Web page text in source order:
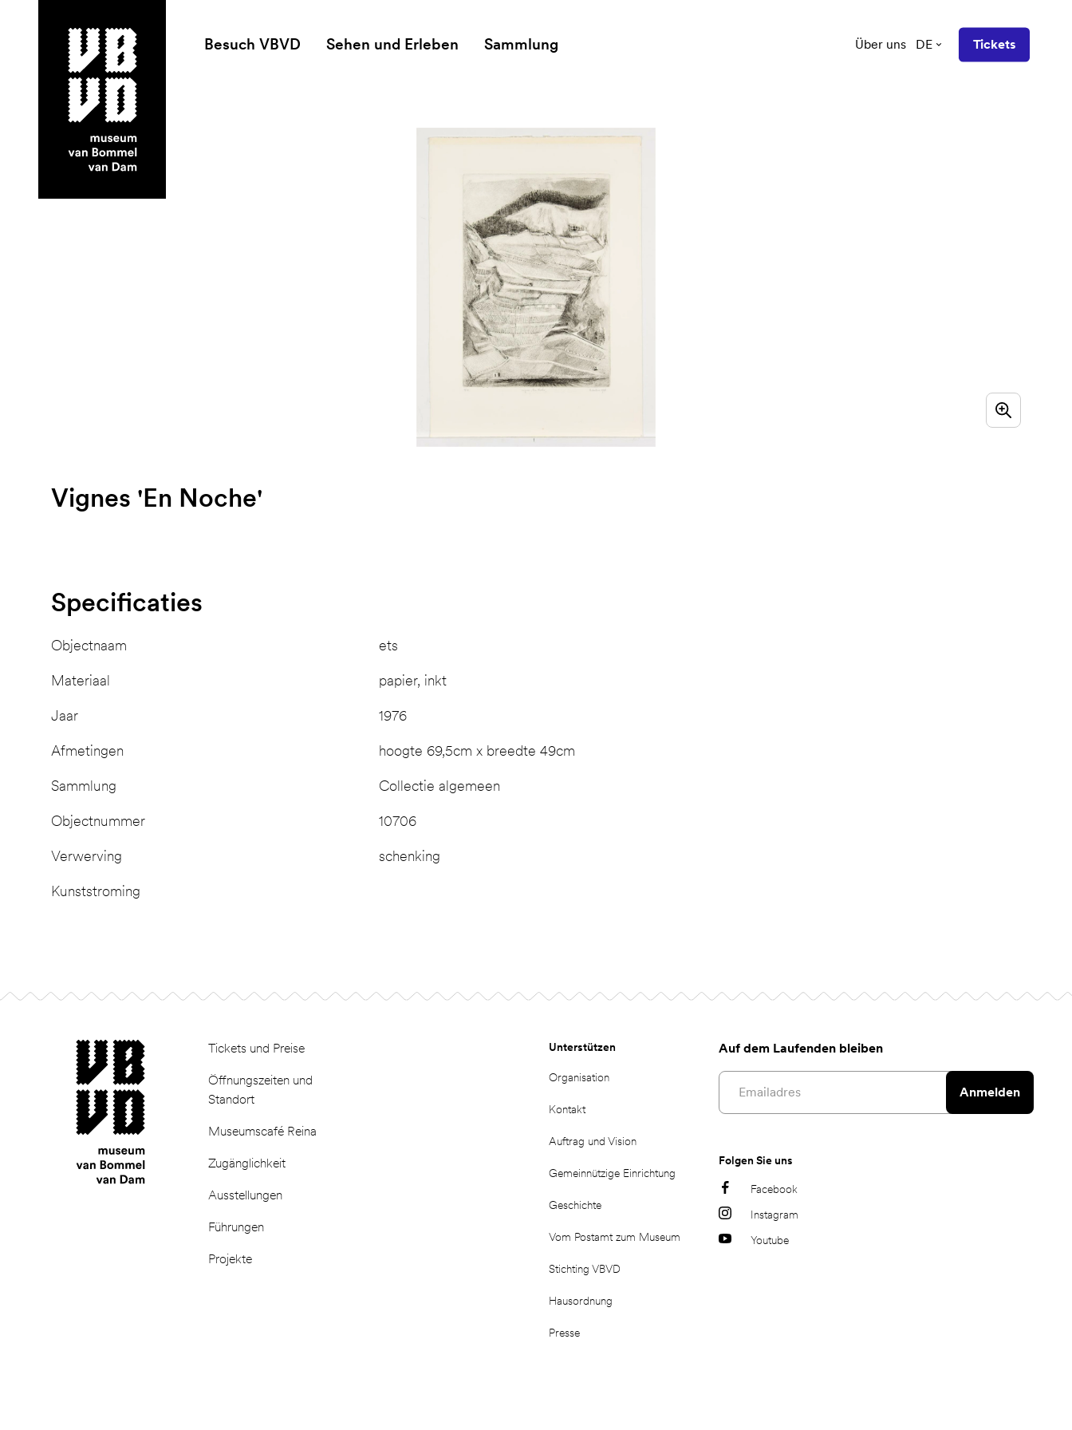
museum van Bommel van Dam
Besuch VBVD Sehen und Erleben Sammlung Über uns DE Tickets
Vignes 'En Noche'
Specificaties
Objectnaam ets
Materiaal papier, inkt
Jaar 1976
Afmetingen hoogte 69,5cm x breedte 49cm
Sammlung Collectie algemeen
Objectnummer 10706
Verwerving schenking
Kunststroming
Tickets und Preise
Öffnungszeiten und
Standort
Museumscafé Reina
Zugänglichkeit
Ausstellungen
Führungen
Projekte
museum van Bommel van Dam Unterstützen
Organisation
Kontakt
Auftrag und Vision
Gemeinnützige Einrichtung
Geschichte
Vom Postamt zum Museum
Stichting VBVD
Hausordnung
Presse
Auf dem Laufenden bleiben
Email address
Anmelden
Folgen Sie uns
Facebook
Instagram
Youtube